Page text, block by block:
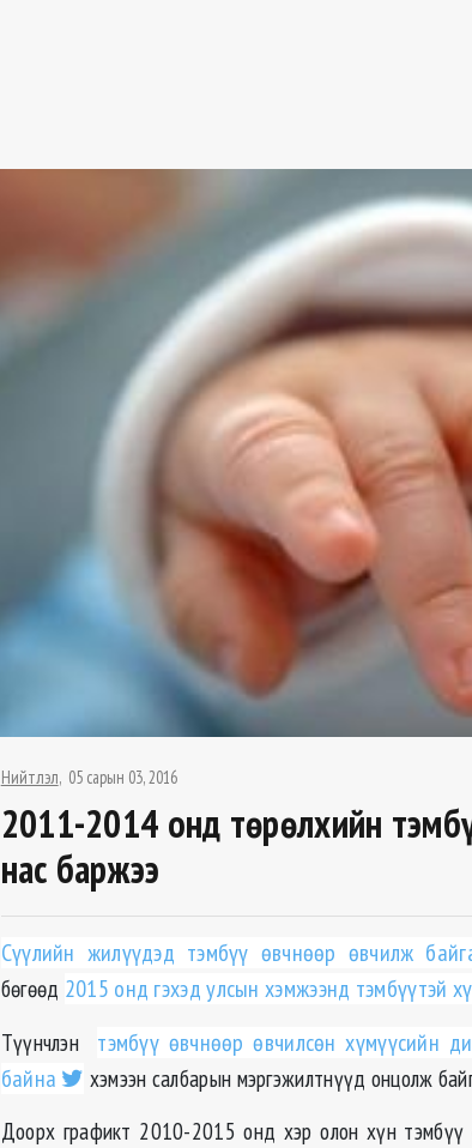
Нийтлэл 05 сарын 03, 2016
2011-2014 онд төрөлхийн
нас баржээ
Сүүлийн жилүүдэд тэмбүү өвчнөөр өвчилж
бөгөөд 2015 онд гэхэд улсын хэмжээнд тэмбүүтэй
Түүнчлэн тэмбүү өвчнөөр өвчилсөн хүмүүсийн
байна
хэмээн салбарын мэргэжилтнүүд онцолж
Доорх графикт 2010-2015 онд хэр олон хүн тэмбүү